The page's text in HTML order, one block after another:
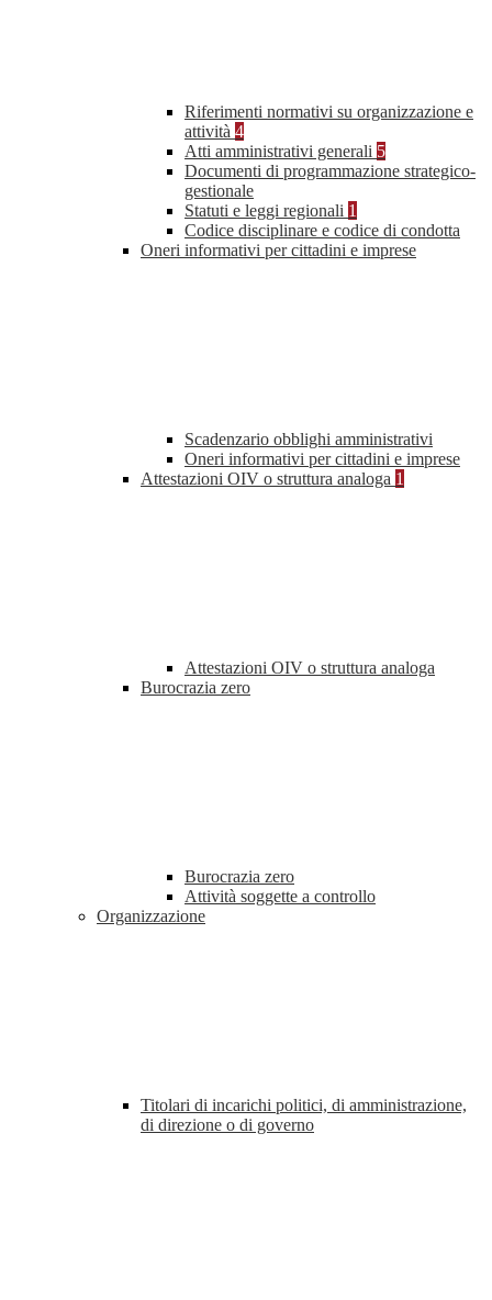
Riferimenti normativi su organizzazione e
attività 4
Atti amministrativi generali 5
Documenti di programmazione strategico-
gestionale
Statuti e leggi regionali 1
Codice disciplinare e codice di condotta
Oneri informativi per cittadini e imprese
Scadenzario obblighi amministrativi
Oneri informativi per cittadini e imprese
Attestazioni OIV o struttura analoga 1
Attestazioni OIV o struttura analoga
Burocrazia zero
Burocrazia zero
Attività soggette a controllo
Organizzazione
Titolari di incarichi politici, di amministrazione,
di direzione o di governo